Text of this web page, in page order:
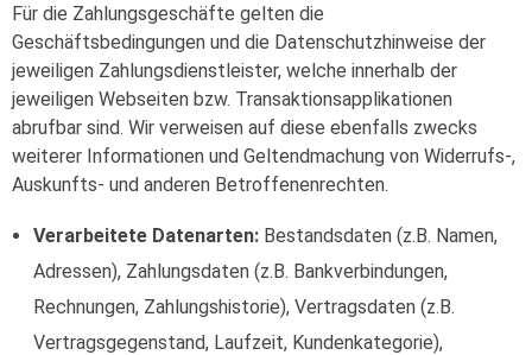
Für die Zahlungsgeschäfte gelten die
Geschäftsbedingungen und die Datenschutzhinweise der
jeweiligen Zahlungsdienstleister, welche innerhalb der
jeweiligen Webseiten bzw. Transaktionsapplikationen
abrufbar sind. Wir verweisen auf diese ebenfalls zwecks
weiterer Informationen und Geltendmachung von Widerrufs-,
Auskunfts- und anderen Betroffenenrechten.
Verarbeitete Datenarten:Bestandsdaten (z.B. Namen,
Adressen), Zahlungsdaten (z.B. Bankverbindungen,
Rechnungen, Zahlungshistorie), Vertragsdaten (z.B.
Vertragsgegenstand, Laufzeit, Kundenkategorie),